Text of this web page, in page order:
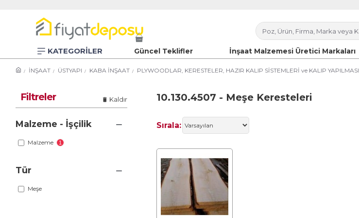
KATEGORİLER Güncel Teklifler İnşaat Malzemesi Üretici Markaları
İNŞAAT ÜSTYAPI KABA İNŞAAT PLYWOODLAR, KERESTELER, HAZIR KALIP SİSTEMLERİ ve KALIP YAPILMASI
Filtreler Kaldır
Malzeme - İşçilik
Malzeme 1
Tür
Meşe
10.130.4507 - Meşe Keresteleri
Sırala: